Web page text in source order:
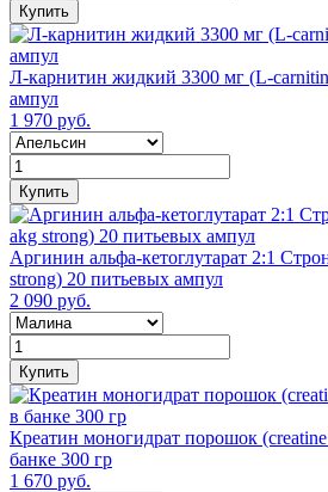
Купить
Л-карнитин жидкий 3300 мг (L-
ампул
1 970 руб.
Купить
Аргинин альфа-кетоглутарат 2:1
strong) 20 питьевых ампул
2 090 руб.
Купить
Креатин моногидрат порошок
банке 300 гр
1 670 руб.